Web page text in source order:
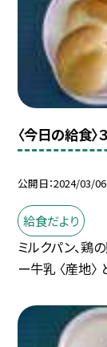
〈今日の給食〉
公開日 2024/03/06
給食だより
ミルクパン、鶏
ー牛乳 〈産地〉